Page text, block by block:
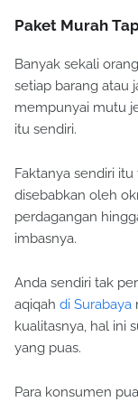
Paket Murah
Banyak sekali
setiap barang atau
mempunyai mutu
itu sendiri.
Faktanya sendiri
disebabkan oleh
perdagangan
imbasnya.
Anda sendiri tak
aqiqah di Surabaya
kualitasnya, hal ini
yang puas.
Para konsumen